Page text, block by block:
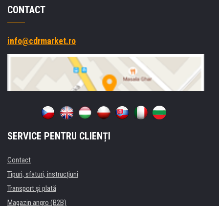
CONTACT
info@cdrmarket.ro
SERVICE PENTRU CLIENȚI
Contact
Tipuri, sfaturi, instrucțiuni
Transport şi plată
Magazin angro (B2B)